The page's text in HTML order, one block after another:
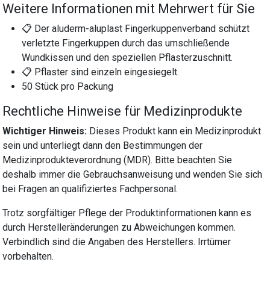
Weitere Informationen mit Mehrwert für Sie
📋 Der aluderm-aluplast Fingerkuppenverband schützt
verletzte Fingerkuppen durch das umschließende
Wundkissen und den speziellen Pflasterzuschnitt.
📋 Pflaster sind einzeln eingesiegelt.
50 Stück pro Packung
Rechtliche Hinweise für Medizinprodukte
Wichtiger Hinweis: Dieses Produkt kann ein Medizinprodukt
sein und unterliegt dann den Bestimmungen der
Medizinprodukteverordnung (MDR). Bitte beachten Sie
deshalb immer die Gebrauchsanweisung und wenden Sie sich
bei Fragen an qualifiziertes Fachpersonal.
Trotz sorgfältiger Pflege der Produktinformationen kann es
durch Herstelleränderungen zu Abweichungen kommen.
Verbindlich sind die Angaben des Herstellers. Irrtümer
vorbehalten.